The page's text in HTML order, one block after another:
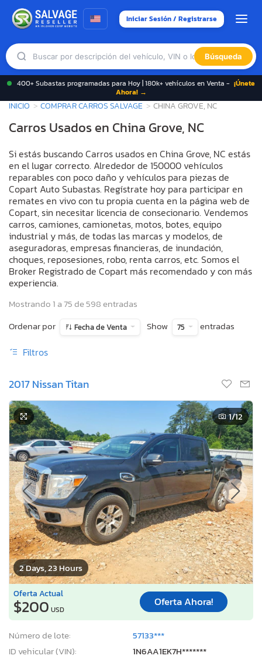
Iniciar Sesión / Registrarse
Búsqueda
400+ Subastas programadas para Hoy | 180k+ vehículos en Venta - ¡Únete
Ahora! →
INICIO COMPRAR CARROS SALVAGE CHINA GROVE, NC
Carros Usados en China Grove, NC
Si estás buscando Carros usados en China Grove, NC estás
en el lugar correcto. Alrededor de 150000 vehículos
reparables con poco daño y vehículos para piezas de
Copart Auto Subastas. Regístrate hoy para participar en
remates en vivo con tu propia cuenta en la página web de
Copart, sin necesitar licencia de consecionario. Vendemos
carros, camiones, camionetas, motos, botes, equipo
industrial y más, de todas las marcas y modelos, de
aseguradoras, empresas financieras, de inundación,
choques, reposesiones, robo, renta carros, etc. Somos el
Broker Registrado de Copart más recomendado y con más
experiencia.
Mostrando 1 a 75 de 598 entradas
Ordenar por
Fecha de Venta Show 75 entradas
Filtros
2017 Nissan Titan
2 Days, 23 Hours
1/12
Oferta Actual
$200 USD
Oferta Ahora!
Número de lote:
57133***
ID vehicular (VIN):
1N6AA1EK7H*******